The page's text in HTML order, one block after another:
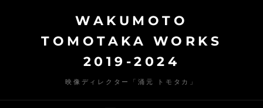
WAKUMOTO
TOMOTAKA WORKS
2019-2024
映像ディレクター「涌元 トモタカ」